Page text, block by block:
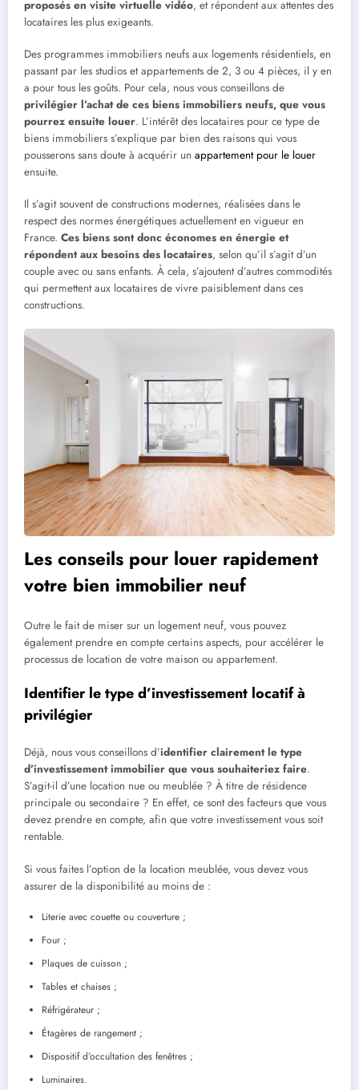
proposés en visite virtuelle vidéo, et répondent aux attentes des
locataires les plus exigeants.
Des programmes immobiliers neufs aux logements résidentiels, en
passant par les studios et appartements de 2, 3 ou 4 pièces, il y en
a pour tous les goûts. Pour cela, nous vous conseillons de
privilégier l’achat de ces biens immobiliers neufs, que vous
pourrez ensuite louer. L’intérêt des locataires pour ce type de
biens immobiliers s’explique par bien des raisons qui vous
pousserons sans doute à acquérir un appartement pour le louer
ensuite.
Il s’agit souvent de constructions modernes, réalisées dans le
respect des normes énergétiques actuellement en vigueur en
France. Ces biens sont donc économes en énergie et
répondent aux besoins des locataires, selon qu’il s’agit d’un
couple avec ou sans enfants. À cela, s’ajoutent d’autres commodités
qui permettent aux locataires de vivre paisiblement dans ces
constructions.
Les conseils pour louer rapidement
votre bien immobilier neuf
Outre le fait de miser sur un logement neuf, vous pouvez
également prendre en compte certains aspects, pour accélérer le
processus de location de votre maison ou appartement.
Identifier le type d’investissement locatif à
privilégier
Déjà, nous vous conseillons d’identifier clairement le type
d’investissement immobilier que vous souhaiteriez faire.
S’agit-il d’une location nue ou meublée ? À titre de résidence
principale ou secondaire ? En effet, ce sont des facteurs que vous
devez prendre en compte, afin que votre investissement vous soit
rentable.
Si vous faites l’option de la location meublée, vous devez vous
assurer de la disponibilité au moins de :
Literie avec couette ou couverture ;
Four ;
Plaques de cuisson ;
Tables et chaises ;
Réfrigérateur ;
Étagères de rangement ;
Dispositif d’occultation des fenêtres ;
Luminaires.